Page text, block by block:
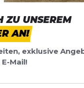
ZU UNSEREM
AN!
exklusive
Mail!